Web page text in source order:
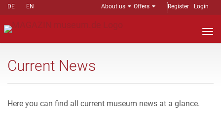
DE EN About us Offers Register Login
Current News
Here you can find all current museum news at a glance.